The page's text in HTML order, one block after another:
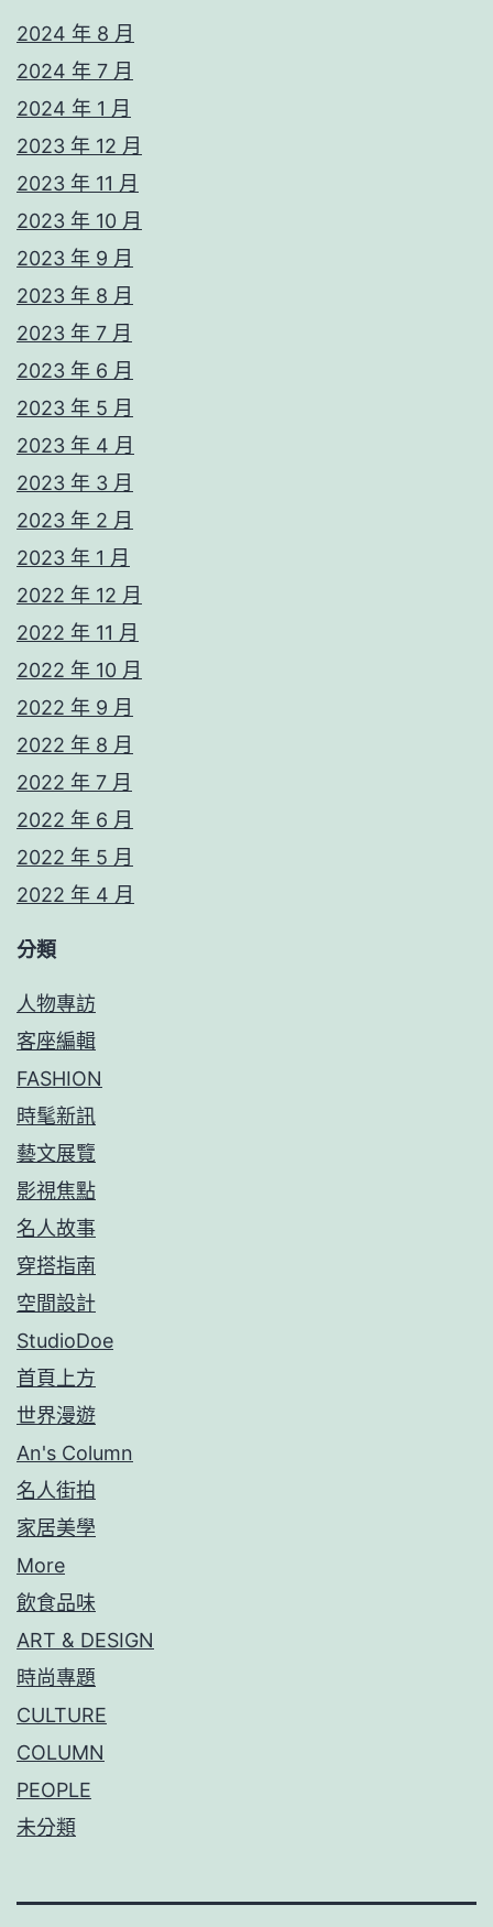
2024 年 8 月
2024 年 7 月
2024 年 1 月
2023 年 12 月
2023 年 11 月
2023 年 10 月
2023 年 9 月
2023 年 8 月
2023 年 7 月
2023 年 6 月
2023 年 5 月
2023 年 4 月
2023 年 3 月
2023 年 2 月
2023 年 1 月
2022 年 12 月
2022 年 11 月
2022 年 10 月
2022 年 9 月
2022 年 8 月
2022 年 7 月
2022 年 6 月
2022 年 5 月
2022 年 4 月
分類
人物專訪
客座編輯
FASHION
時髦新訊
藝文展覽
影視焦點
名人故事
穿搭指南
空間設計
StudioDoe
首頁上方
世界漫遊
An's Column
名人街拍
家居美學
More
飲食品味
ART & DESIGN
時尚專題
CULTURE
COLUMN
PEOPLE
未分類